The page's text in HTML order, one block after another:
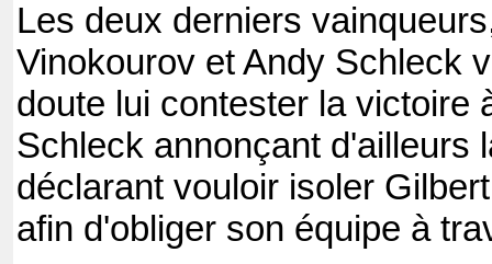
Les deux derniers
Vinokourov et Andy Schleck
doute lui contester la victoire
Schleck annonçant d'ailleurs
déclarant vouloir isoler
afin d'obliger son équipe à